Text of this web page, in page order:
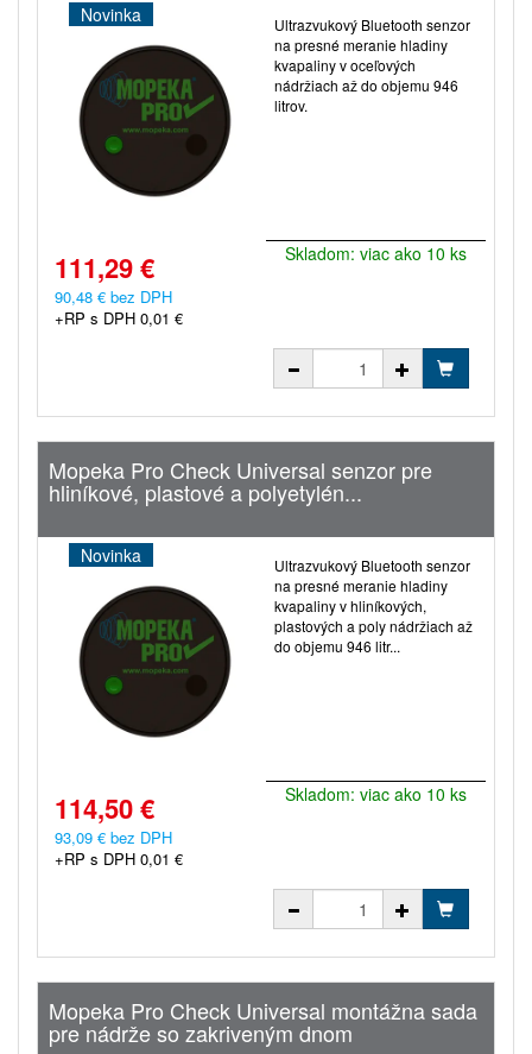
Novinka
Ultrazvukový Bluetooth senzor
na presné meranie hladiny
kvapaliny v oceľových
nádržiach až do objemu 946
litrov.
111,29 €
90,48 € bez DPH
+RP s DPH 0,01 €
Skladom: viac ako 10 ks
Mopeka Pro Check Universal senzor pre
hliníkové, plastové a polyetylén...
Novinka
Ultrazvukový Bluetooth senzor
na presné meranie hladiny
kvapaliny v hliníkových,
plastových a poly nádržiach až
do objemu 946 litr...
114,50 €
93,09 € bez DPH
+RP s DPH 0,01 €
Skladom: viac ako 10 ks
Mopeka Pro Check Universal montážna sada
pre nádrže so zakriveným dnom